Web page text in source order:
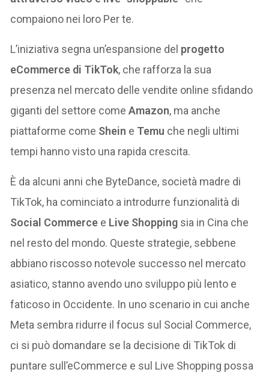
compaiono nei loro Per te.
L’iniziativa segna un’espansione del progetto
eCommerce di TikTok, che rafforza la sua
presenza nel mercato delle vendite online sfidando
giganti del settore comeAmazon, ma anche
piattaforme come Shein e Temu che negli ultimi
tempi hanno visto una rapida crescita.
È da alcuni anni che ByteDance, società madre di
TikTok, ha cominciato a introdurre funzionalità di
Social Commerce e Live Shopping sia in Cina che
nel resto del mondo. Queste strategie, sebbene
abbiano riscosso notevole successo nel mercato
asiatico, stanno avendo uno sviluppo più lento e
faticoso in Occidente. In uno scenario in cui anche
Meta sembra ridurre il focus sul Social Commerce,
ci si può domandare se la decisione di TikTok di
puntare sull’eCommerce e sul Live Shopping possa